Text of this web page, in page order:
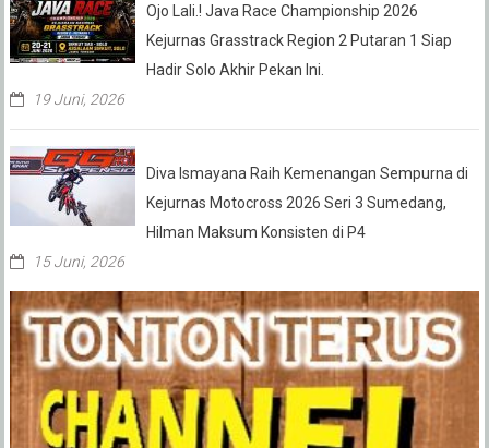
Ojo Lali.! Java Race Championship 2026
Kejurnas Grasstrack Region 2 Putaran 1 Siap
Hadir Solo Akhir Pekan Ini.
19 Juni, 2026
Diva Ismayana Raih Kemenangan Sempurna di
Kejurnas Motocross 2026 Seri 3 Sumedang,
Hilman Maksum Konsisten di P4
15 Juni, 2026